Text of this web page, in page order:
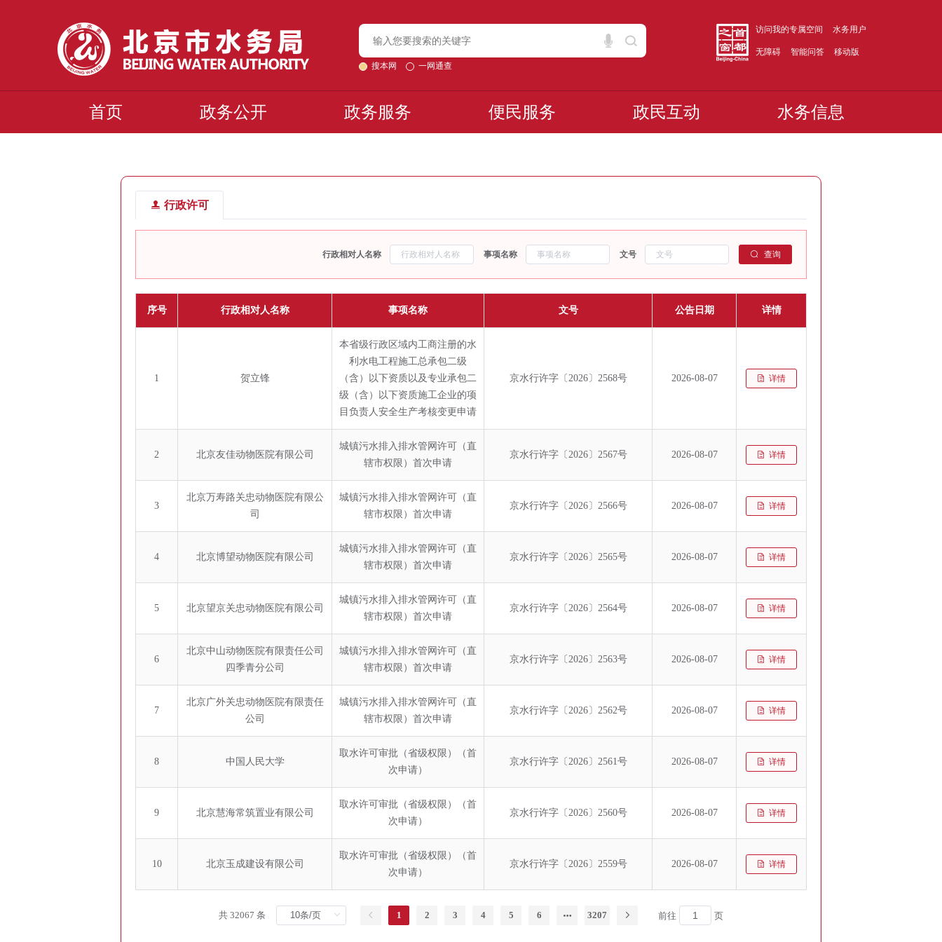
搜本网 一网通查
访问我的专属空间 水务用户
无障碍 智能问答 移动版
首页 政务公开 政务服务 便民服务 政民互动 水务信息
行政许可
行政相对人名称 事项名称 文号 查询
序号 行政相对人名称 事项名称 文号 公告日期 详情
1 贺立锋
本省级行政区域内工商注册的水
利水电工程施工总承包二级
（含）以下资质以及专业承包二
级（含）以下资质施工企业的项
目负责人安全生产考核变更申请
京水行许字〔2026〕2568号 2026-08-07 详情
2 北京友佳动物医院有限公司
城镇污水排入排水管网许可（直
辖市权限）首次申请
京水行许字〔2026〕2567号 2026-08-07 详情
3
北京万寿路关忠动物医院有限公
司
城镇污水排入排水管网许可（直
辖市权限）首次申请
京水行许字〔2026〕2566号 2026-08-07 详情
4 北京博望动物医院有限公司
城镇污水排入排水管网许可（直
辖市权限）首次申请
京水行许字〔2026〕2565号 2026-08-07 详情
5 北京望京关忠动物医院有限公司
城镇污水排入排水管网许可（直
辖市权限）首次申请
京水行许字〔2026〕2564号 2026-08-07 详情
6
北京中山动物医院有限责任公司
四季青分公司
城镇污水排入排水管网许可（直
辖市权限）首次申请
京水行许字〔2026〕2563号 2026-08-07 详情
7
北京广外关忠动物医院有限责任
公司
城镇污水排入排水管网许可（直
辖市权限）首次申请
京水行许字〔2026〕2562号 2026-08-07 详情
8 中国人民大学
取水许可审批（省级权限）（首
次申请）
京水行许字〔2026〕2561号 2026-08-07 详情
9 北京慧海常筑置业有限公司
取水许可审批（省级权限）（首
次申请）
京水行许字〔2026〕2560号 2026-08-07 详情
10 北京玉成建设有限公司
取水许可审批（省级权限）（首
次申请）
京水行许字〔2026〕2559号 2026-08-07 详情
共 32067 条 1 2 3 4 5 6 3207 前往 页